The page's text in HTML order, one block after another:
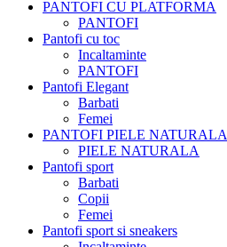
PANTOFI CU PLATFORMA
PANTOFI
Pantofi cu toc
Incaltaminte
PANTOFI
Pantofi Elegant
Barbati
Femei
PANTOFI PIELE NATURALA
PIELE NATURALA
Pantofi sport
Barbati
Copii
Femei
Pantofi sport si sneakers